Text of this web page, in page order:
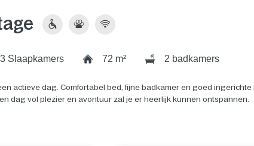
3 Slaapkamers 72 m² 2 badkamers
actieve dag. Comfortabel bed, fijne badkamer en goed ingerichte
dag vol plezier en avontuur zal je er heerlijk kunnen ontspannen.